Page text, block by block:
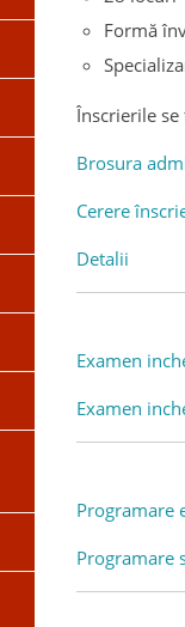
Formă
Înscrierile
Brosura
Cerere
Detalii
Examen
Examen
Programare
Programare